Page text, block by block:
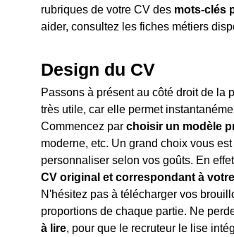
rubriques de votre CV des mots-clés
aider, consultez les fiches métiers
Design du CV
Passons à présent au côté droit de la
très utile, car elle permet
Commencez par choisir un modèle
moderne, etc. Un grand choix vous
personnaliser selon vos goûts. En
CV original et correspondant à
N'hésitez pas à télécharger vos
proportions de chaque partie. Ne
à lire, pour que le recruteur le lise